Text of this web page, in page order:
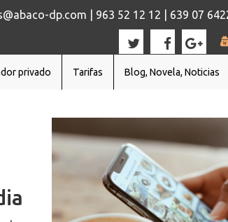
dp.com | 963 52 12 12 | 639 07
privado Tarifas Blog, Novela, Noticias